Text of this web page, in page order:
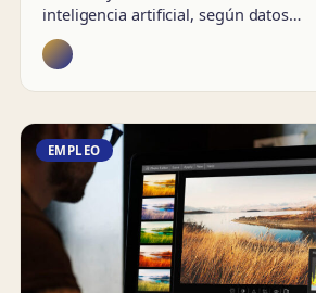
inteligencia artificial, según datos…
EMPLEO